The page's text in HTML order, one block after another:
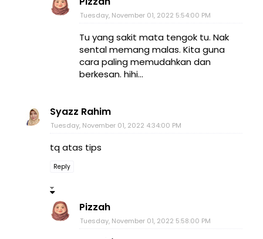
Tuesday, November 01, 2022 5:54:00 PM
Tu yang sakit mata tengok tu. Nak
sental memang malas. Kita guna
cara paling memudahkan dan
berkesan. hihi...
Syazz Rahim
Tuesday, November 01, 2022 4:34:00 PM
tq atas tips
Reply
Pizzah
Tuesday, November 01, 2022 5:58:00 PM